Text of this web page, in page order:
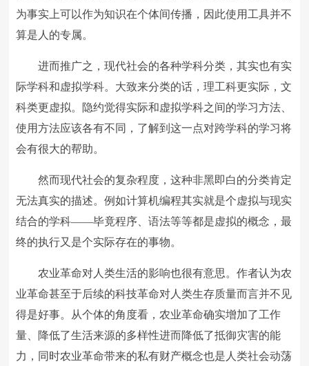
为事实上可以作为知识在个体间传播，因此使用工具并不
算是人的专属。
进而推广之，现代社会的各种学科分类，其实也有实
际学科和虚拟学科。大致来分类的话，理工科更实际，文
科类更虚拟。隐约觉得实际和虚拟学科之间的学习方法、
使用方法应该各有不同，了解到这一点对跨学科的学习将
会有很大的帮助。
然而现代社会的复杂程度，这种非黑即白的分类肯定
无法真实的描述。例如计算机编程其实就是个虚拟与现实
结合的学科——毕竟程序、语法等等都是虚拟的概念，最
终的执行又是个实际存在的事物。
农业革命对人类生活的影响也很有意思。作者认为农
业革命甚至于后续的科技革命对人类生存质量而言并不见
得是好事。从个体的角度看，农业革命确实增加了工作
量、降低了生活来源的多样性进而降低了抵御灾害的能
力，同时农业革命带来的私有财产概念也是人类社会动荡